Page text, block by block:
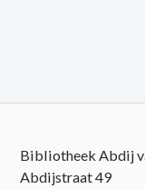
Bibliotheek Abdij
Abdijstraat 49